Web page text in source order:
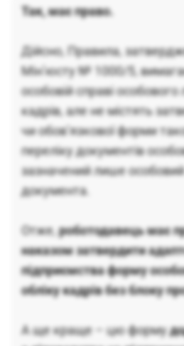
Так, має право.
Дійсно, Правила,
Мін’юсту № 1000/5,
особовій справі особового
кадрів, але не містять
чи обов’язкової форми
переліку документів
зазначений лише
документа.
Отже,роботодавець має
наказом затвердити
підприємства форму
обліку кадрів без блоку
А ще краще – цю форму